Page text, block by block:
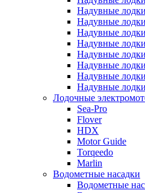
Надувные
Надувные
Надувные
Надувные
Надувные
Надувные
Надувные
Надувные
Лодочные
Sea-Pro
Flover
HDX
Motor Guide
Torqeedo
Marlin
Водометные насадки
Водометные